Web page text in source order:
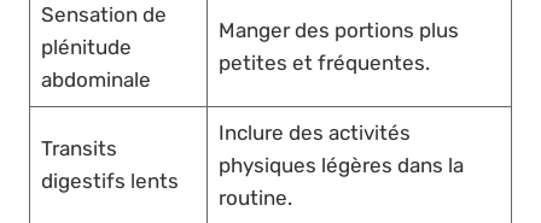
Sensation de
plénitude
abdominale
Manger des portions plus
petites et fréquentes.
Transits
digestifs lents
Inclure des activités
physiques légères dans la
routine.